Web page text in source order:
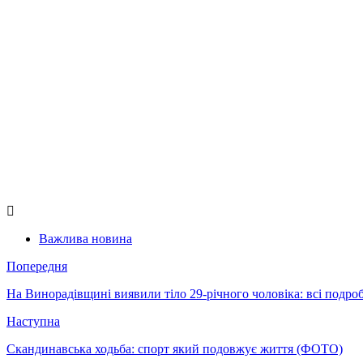
Важлива новина
Попередня
На Винорадівщині виявили тіло 29-річного чоловіка: всі
Наступна
Скандинавська ходьба: спорт який подовжує життя (ФОТО)